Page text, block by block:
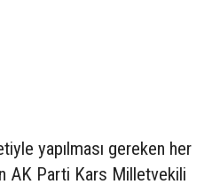
yapılması gereken her
AK Parti Kars Milletvekili